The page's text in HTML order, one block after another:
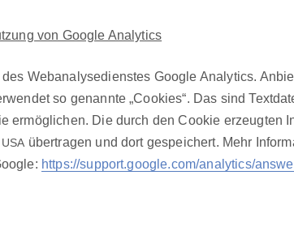
von Google Ana­lyt­ics
Web­analyse­di­en­stes Google Ana­lyt­ics.
so genan­nte „Cook­ies“. Das sind
ermöglichen. Die durch den Cook­ie
USA über­tra­gen und dort gespe­ichert. Mehr
https://support.google.com/analytics/